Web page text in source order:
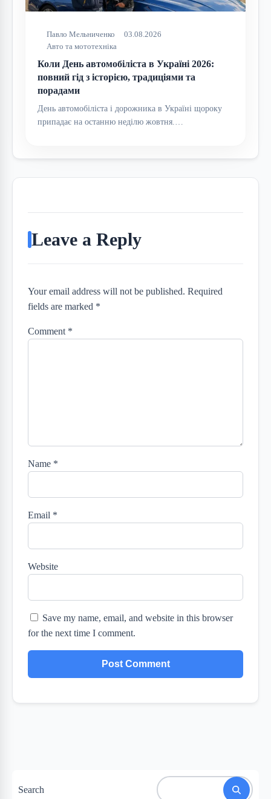
Павло Мельниченко
03.08.2026
Авто та мототехніка
Коли День автомобіліста в Україні 2026:
повний гід з історією, традиціями та
порадами
День автомобіліста і дорожника в Україні щороку
припадає на останню неділю жовтня.…
Leave a Reply
Your email address will not be published. Required
fields are marked *
Comment *
Name *
Email *
Website
Save my name, email, and website in this browser
for the next time I comment.
Search